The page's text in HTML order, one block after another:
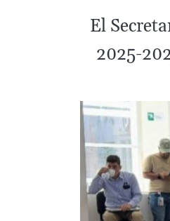
El
2025-